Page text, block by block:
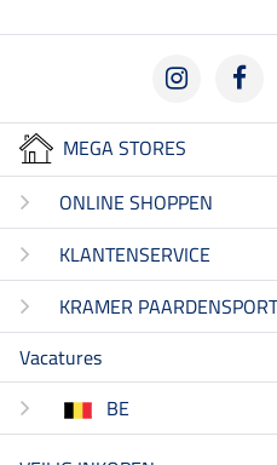
MEGA STORES
ONLINE SHOPPEN
KLANTENSERVICE
KRAMER PAARDENSPORT
Vacatures
BE